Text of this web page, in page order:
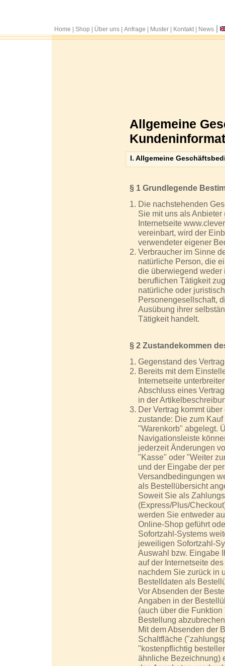
Allgemeine
I. Allgemeine
§ 1 Grundlegende
Die nachstehenden
Sie mit uns als
Internetseite
vereinbart, wird der
verwendeter eigener
Verbraucher im Sinne
natürliche Person, die
die überwiegend
beruflichen Tätigkeit
natürliche oder
Personengesellschaft,
Ausübung ihrer
Tätigkeit handelt.
§ 2 Zustandekommen
Gegenstand des
Bereits mit dem
Internetseite
Abschluss eines
in der
Der Vertrag kommt
zustande: Die zum
"Warenkorb" abgelegt.
Navigationsleiste
jederzeit Änderungen
"Kasse" oder "Weiter
und der Eingabe der
Versandbedingungen
als Bestellübersicht
Soweit Sie als
(Express/Plus/
werden Sie entweder
Online-Shop geführt
Sofortzahl-Systems
jeweiligen Sofortzahl-
Auswahl bzw. Eingabe
auf der Internetseite
nachdem Sie zurück in
Bestelldaten als
Vor Absenden der
Angaben in der
(auch über die
Bestellung
Mit dem Absenden der
Schaltfläche
"kostenpflichtig
ähnliche Bezeichnung)
Home Shop Über uns Anfrage Muster Kontakt| News